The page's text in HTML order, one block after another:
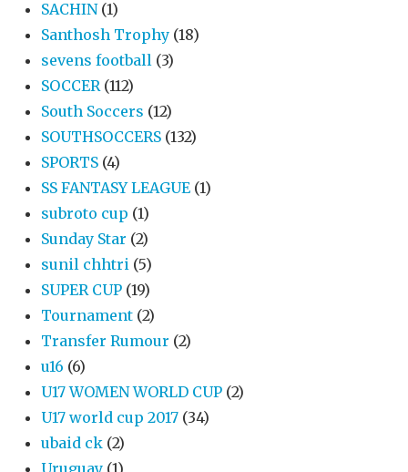
SACHIN (1)
Santhosh Trophy (18)
sevens football (3)
SOCCER (112)
South Soccers (12)
SOUTHSOCCERS (132)
SPORTS (4)
SS FANTASY LEAGUE (1)
subroto cup (1)
Sunday Star (2)
sunil chhtri (5)
SUPER CUP (19)
Tournament (2)
Transfer Rumour (2)
u16 (6)
U17 WOMEN WORLD CUP (2)
U17 world cup 2017 (34)
ubaid ck (2)
Uruguay (1)